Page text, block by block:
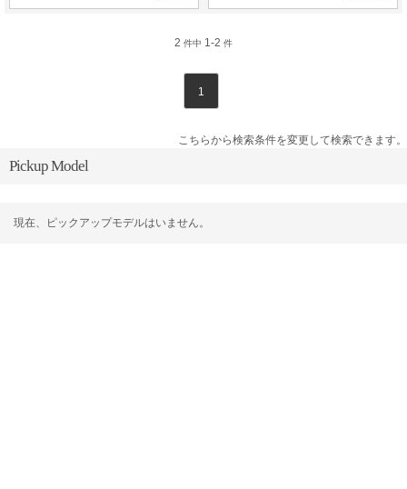
2 件中 1-2 件
1
こちらから検索条件を変更して検索できます。
Pickup Model
現在、ピックアップモデルはいません。